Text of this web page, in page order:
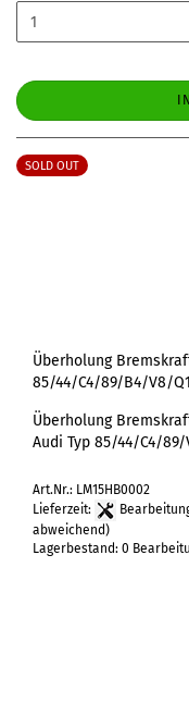
SOLD OUT
Überholung
85/44/C4/89/B4/V8/
Überholung
Audi Typ 85/44/C4/89/
Art.Nr.: LM15HB0002
Lieferzeit:
abweichend)
Lagerbestand: 0